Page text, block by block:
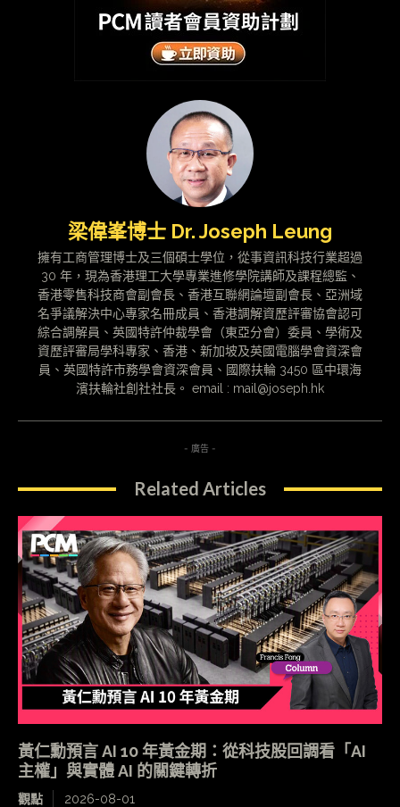
梁偉峯博士 Dr. Joseph Leung
擁有工商管理博士及三個碩士學位，從事資訊科技行業超過
30 年，現為香港理工大學專業進修學院講師及課程總監、
香港零售科技商會副會長、香港互聯網論壇副會長、亞洲域
名爭議解決中心專家名冊成員、香港調解資歷評審協會認可
綜合調解員、英國特許仲裁學會（東亞分會）委員、學術及
資歷評審局學科專家、香港、新加坡及英國電腦學會資深會
員、英國特許市務學會資深會員、國際扶輪 3450 區中環海
濱扶輪社創社社長。 email : mail@joseph.hk
- 廣告 -
Related Articles
黃仁勳預言 AI 10 年黃金期：從科技股回調看「AI
主權」與實體 AI 的關鍵轉折
觀點 2026-08-01